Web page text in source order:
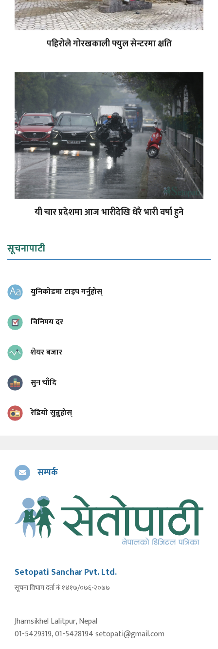
पहिरोले गोरखकाली फ्युल सेन्टरमा क्षति
यी चार प्रदेशमा आज भारीदेखि धेरै भारी वर्षा हुने
सूचनापाटी
युनिकोडमा टाइप गर्नुहोस्
विनिमय दर
शेयर बजार
सुन चाँदि
रेडियो सुन्नुहोस्
सम्पर्क
Setopati Sanchar Pvt. Ltd.
सूचना विभाग दर्ता नंः १४१७/०७६-२०७७
Jhamsikhel Lalitpur, Nepal
01-5429319, 01-5428194 setopati@gmail.com